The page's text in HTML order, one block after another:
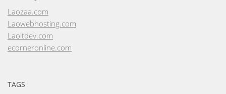
Laozaa.com
Laowebhosting.com
Laoitdev.com
ecorneronline.com
TAGS